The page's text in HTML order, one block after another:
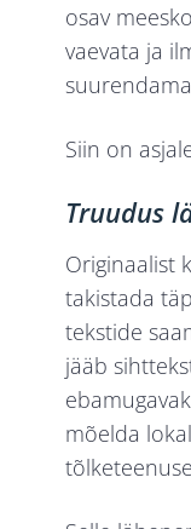
osav
vaevata ja
Siin on
Truudus
Originaalist
takistada
tekstide
jääb
mõelda